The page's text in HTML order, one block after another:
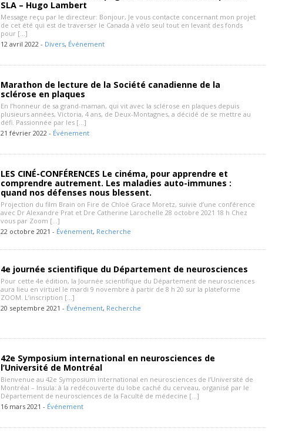
SLA – Hugo Lambert
Message reçu par le directeur: Bonjour, Je vous contacte concernant mon projet
de cet été qui est de traverser le Canada à vélo seul tout en levant des fonds
pour […]
12 avril 2022 - Divers, Événement
Marathon de lecture de la Société canadienne de la
sclérose en plaques
En l’honneur de sa grand-maman, qui vit avec la sclérose en plaques depuis
plusieurs années, Victoria, 4 ans, de Deux-Montagnes, a décidé de se mettre au
défi. Passionnée par les […]
21 février 2022 - Événement
LES CINÉ-CONFÉRENCES Le cinéma, pour apprendre et
comprendre autrement. Les maladies auto-immunes :
quand nos défenses nous blessent.
Projection du film Brain on Fire de Chloë Grace Moretz, suivie d’une conférence
avec Dr Alexandre Prat et Dre Catherine Larochelle 28 octobre 2021 18 h Chez
vous par Zoom […]
22 octobre 2021 - Événement, Recherche
4e journée scientifique du Département de neurosciences
Pour cette 4e édition, la Journée scientifique du Département de neurosciences
aura lieu en virtuel le mardi 9 novembre à partir de 8 h 20 sur la plateforme
ZOOM. L’inscription […]
20 septembre 2021 - Événement, Recherche
42e Symposium international en neurosciences de
l’Université de Montréal
Bienvenue au 42e Symposium international en neurosciences de l’Université de
Montréal – Insula: à la redécouverte du lobe caché du cerveau, organisé par le
Département de neurosciences de la Faculté de médecine […]
16 mars 2021 - Événement